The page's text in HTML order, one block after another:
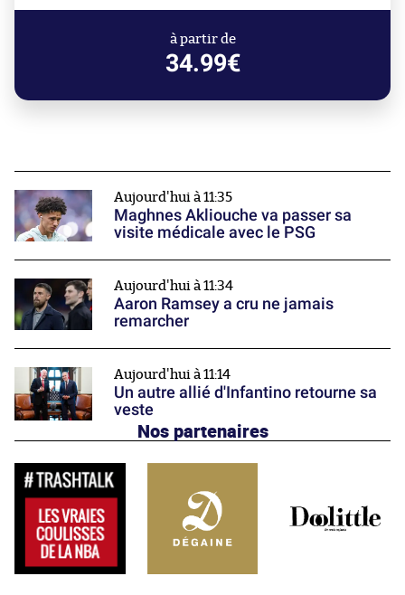
à partir de
34.99€
Aujourd'hui à 11:35
Maghnes Akliouche va passer sa
visite médicale avec le PSG
Aujourd'hui à 11:34
Aaron Ramsey a cru ne jamais
remarcher
Aujourd'hui à 11:14
Un autre allié d'Infantino retourne sa
veste
Nos partenaires